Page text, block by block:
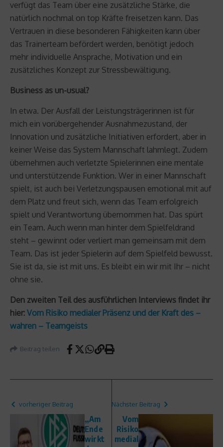
verfügt das Team über eine zusätzliche Stärke, die
natürlich nochmal on top Kräfte freisetzen kann. Das
Vertrauen in diese besonderen Fähigkeiten kann über
das Trainerteam befördert werden, benötigt jedoch
mehr individuelle Ansprache, Motivation und ein
zusätzliches Konzept zur Stressbewältigung.
Business as un-usual?
In etwa. Der Ausfall der Leistungsträgerinnen ist für
mich ein vorübergehender Ausnahmezustand, der
Innovation und zusätzliche Initiativen erfordert, aber in
keiner Weise das System Mannschaft lahmlegt. Zudem
übernehmen auch verletzte Spielerinnen eine mentale
und unterstützende Funktion. Wer in einer Mannschaft
spielt, ist auch bei Verletzungspausen emotional mit auf
dem Platz und freut sich, wenn das Team erfolgreich
spielt und Verantwortung übernommen hat. Das spürt
ein Team. Auch wenn man hinter dem Spielfeldrand
steht – gewinnt oder verliert man gemeinsam mit dem
Team. Das ist jeder Spielerin auf dem Spielfeld bewusst.
Sie ist da, sie ist mit uns. Es bleibt ein wir mit Ihr – nicht
ohne sie.
Den zweiten Teil des ausführlichen Interviews findet ihr
hier: Vom Risiko medialer Präsenz und der Kraft des –
wahren – Teamgeists
Beitrag teilen
vorheriger Beitrag
„Am
Ende
wirkt
Nächster Beitrag
Vom
Risiko
medial